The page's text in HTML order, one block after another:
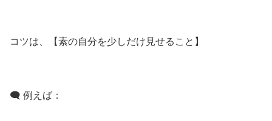
コツは、【素の自分を少しだけ見せること】
🗨 例えば：